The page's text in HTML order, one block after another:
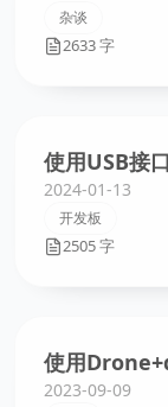
杂谈
2633 字
使用USB接
2024-01-13
开发板
2505 字
使用
2023-09-09